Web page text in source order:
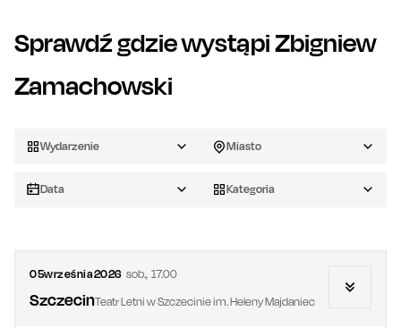
Sprawdź gdzie wystąpiZbigniew
Zamachowski
Wydarzenie Miasto
Data Kategoria
05września2026 sob., 17.00
SzczecinTeatr Letni w Szczecinie im. Heleny Majdaniec